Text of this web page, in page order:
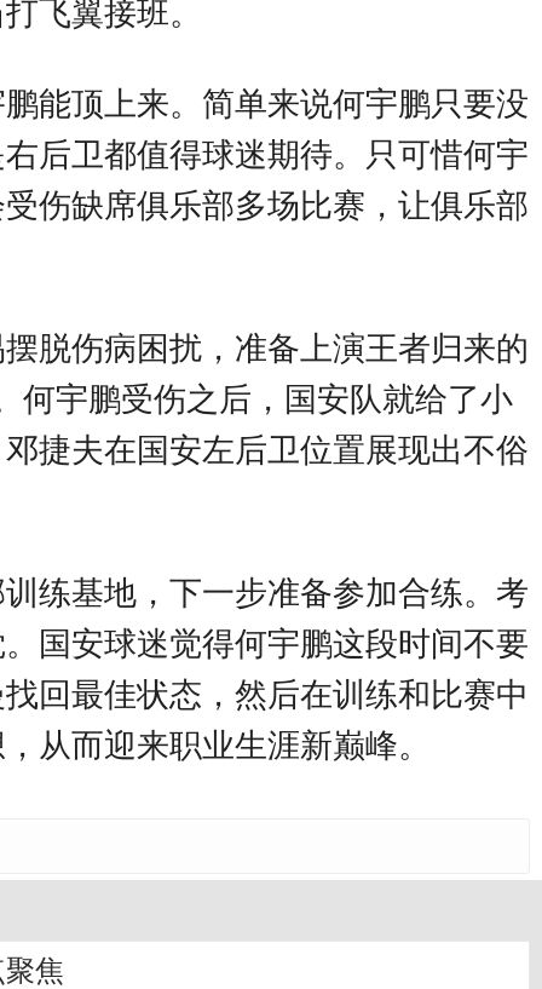
飞翼接班。
能顶上来。简单来说何宇鹏只要没
后卫都值得球迷期待。只可惜何宇
伤缺席俱乐部多场比赛，让俱乐部
脱伤病困扰，准备上演王者归来的
何宇鹏受伤之后，国安队就给了小
捷夫在国安左后卫位置展现出不俗
练基地，下一步准备参加合练。考
国安球迷觉得何宇鹏这段时间不要
回最佳状态，然后在训练和比赛中
从而迎来职业生涯新巅峰。
焦